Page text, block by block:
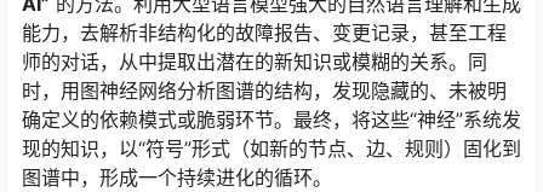
能力，去解析非结构化的故障报告、变更记录，甚至工程
师的对话，从中提取出潜在的新知识或模糊的关系。同
时，用图神经网络分析图谱的结构，发现隐藏的、未被明
确定义的依赖模式或脆弱环节。最终，将这些“神经”系统发
现的知识，以“符号”形式（如新的节点、边、规则）固化到
图谱中，形成一个持续进化的循环。